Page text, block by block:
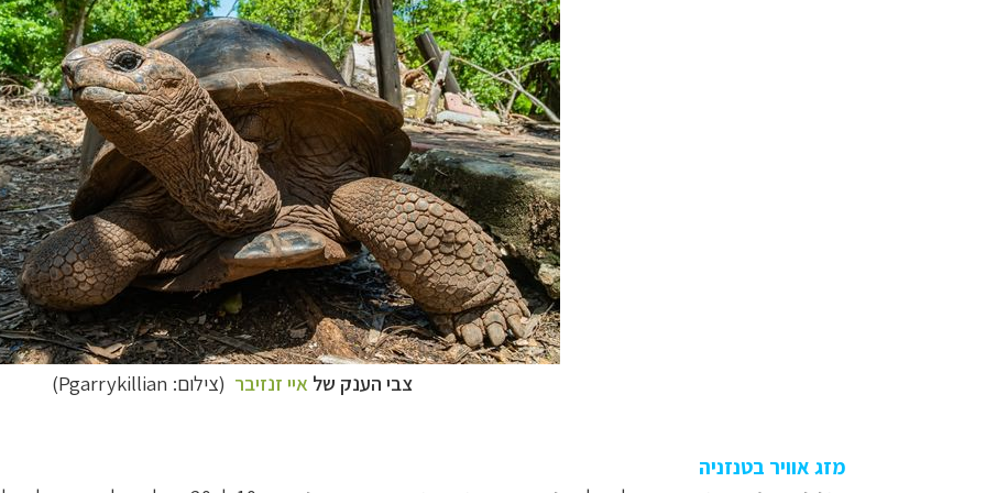
צבי הענק של איי זנזיבר (צילום: Pgarrykillian)
מזג אוויר בטנזניה